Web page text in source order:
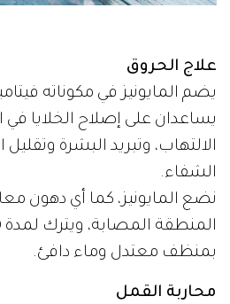
علاج الحروق
يساعدان على إصلاح الخلايا في
الالتهاب، وتبريد البشرة
الشفاء.
نضع المايونيز، كما أي دهون
بمنظف معتدل وماء دافئ.
محاربة القمل